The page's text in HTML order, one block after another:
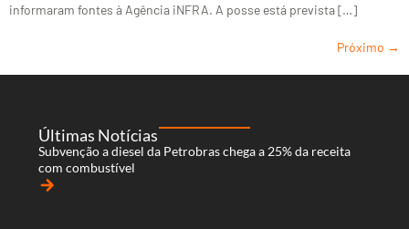
informaram fontes à Agência iNFRA. A posse está prevista […]
Próximo →
Últimas Notícias
Subvenção a diesel da Petrobras chega a 25% da receita
com combustível
arrow_forward